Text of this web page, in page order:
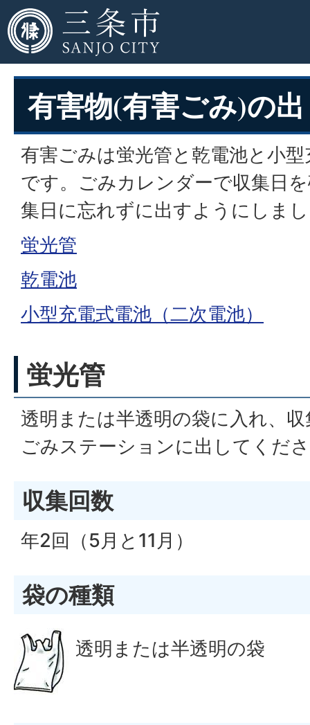
有害物(有害ごみ)の
有害ごみは蛍光管と乾電池と小
です。ごみカレンダーで収集日
集日に忘れずに出すようにしま
蛍光管
乾電池
小型充電式電池（二次電池）
蛍光管
透明または半透明の袋に入れ、
ごみステーションに出してくだ
収集回数
年2回（5月と11月）
袋の種類
透明または半透明の袋